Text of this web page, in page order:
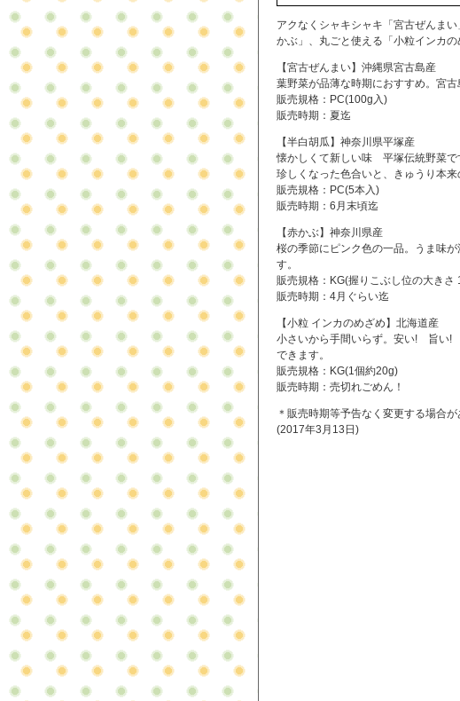
アクなくシャキシャキ「宮古ぜんま
かぶ」、丸ごと使える「小粒インカの
【宮古ぜんまい】沖縄県宮古島産
葉野菜が品薄な時期におすすめ。宮
販売規格：PC(100g入)
販売時期：夏迄
【半白胡瓜】神奈川県平塚産
懐かしくて新しい味 平塚伝統野菜で
珍しくなった色合いと、きゅうり本来
販売規格：PC(5本入)
販売時期：6月末頃迄
【赤かぶ】神奈川県産
桜の季節にピンク色の一品。うま味
す。
販売規格：KG(握りこぶし位の大きさ
販売時期：4月ぐらい迄
【小粒 インカのめざめ】北海道産
小さいから手間いらず。安い! 旨い!
できます。
販売規格：KG(1個約20g)
販売時期：売切れごめん！
＊販売時期等予告なく変更する場合
(2017年3月13日)